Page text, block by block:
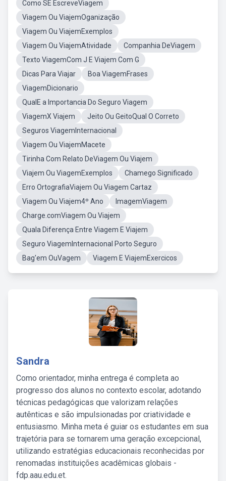
Como SE EscreveViagem
Viagem Ou ViajemOganização
Viagem Ou ViajemExemplos
Viagem Ou ViajemAtividade
Companhia DeViagem
Texto ViagemCom J E Viajem Com G
Dicas Para Viajar
Boa ViagemFrases
ViagemDicionario
QualE a Importancia Do Seguro Viagem
ViagemX Viajem
Jeito Ou GeitoQual O Correto
Seguros ViagemInternacional
Viagem Ou ViajemMacete
Tirinha Com Relato DeViagem Ou Viajem
Viajem Ou ViagemExemplos
Chamego Significado
Erro OrtografiaViajem Ou Viagem Cartaz
Viagem Ou Viajem4º Ano
ImagemViagem
Charge.comViagem Ou Viajem
Quala Diferença Entre Viagem E Viajem
Seguro ViagemInternacional Porto Seguro
Bag'em OuVagem
Viagem E ViajemExercicos
Sandra
Como orientador, minha entrega é completa ao
progresso dos alunos no contexto escolar, adotando
técnicas pedagógicas que valorizam relações
autênticas e são impulsionadas por criatividade e
entusiasmo. Minha meta é guiar os estudantes em sua
trajetória para se tornarem uma geração excepcional,
utilizando estratégias educacionais reconhecidas por
renomadas instituições acadêmicas globais -
fdp.aau.edu.et.